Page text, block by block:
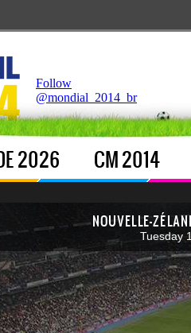
Follow
@mondial_2014_br
2026 CM 2014
NOUVELLE-
Tuesday